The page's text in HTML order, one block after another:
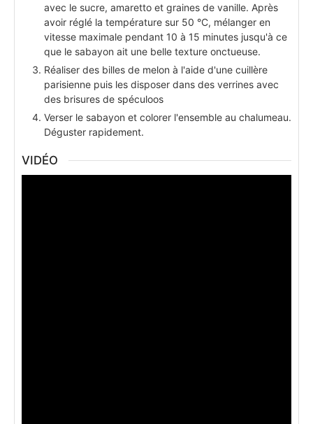
avec le sucre, amaretto et graines de vanille. Après
avoir réglé la température sur 50 °C, mélanger en
vitesse maximale pendant 10 à 15 minutes jusqu'à ce
que le sabayon ait une belle texture onctueuse.
Réaliser des billes de melon à l'aide d'une cuillère
parisienne puis les disposer dans des verrines avec
des brisures de spéculoos
Verser le sabayon et colorer l'ensemble au chalumeau.
Déguster rapidement.
VIDÉO